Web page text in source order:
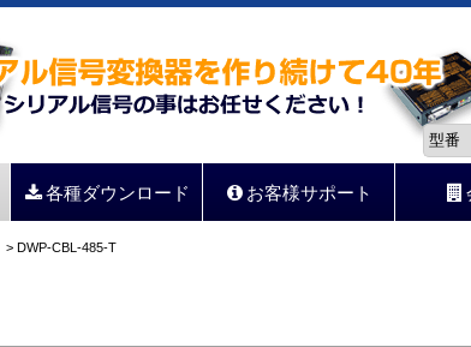
各種ダウンロード お客様サポート
> DWP-CBL-485-T